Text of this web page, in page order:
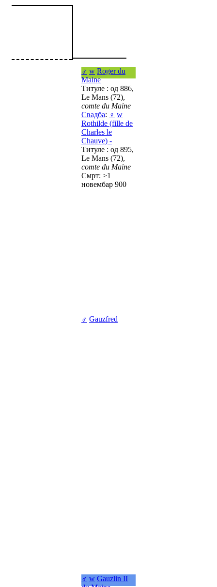
♂ w Roger du
Maine
Титуле : од 886,
Le Mans (72),
comte du Maine
Свадба: ♀ w
Rothilde (fille de
Charles le
Chauve) -
Титуле : од 895,
Le Mans (72),
comte du Maine
Смрт: >1
новембар 900
♂ Gauzfred
♂ w Gauzlin II